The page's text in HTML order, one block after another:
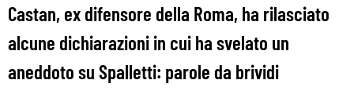
Castan, ex difensore della Roma, ha rilasciato
alcune dichiarazioni in cui ha svelato un
aneddoto su Spalletti: parole da brividi